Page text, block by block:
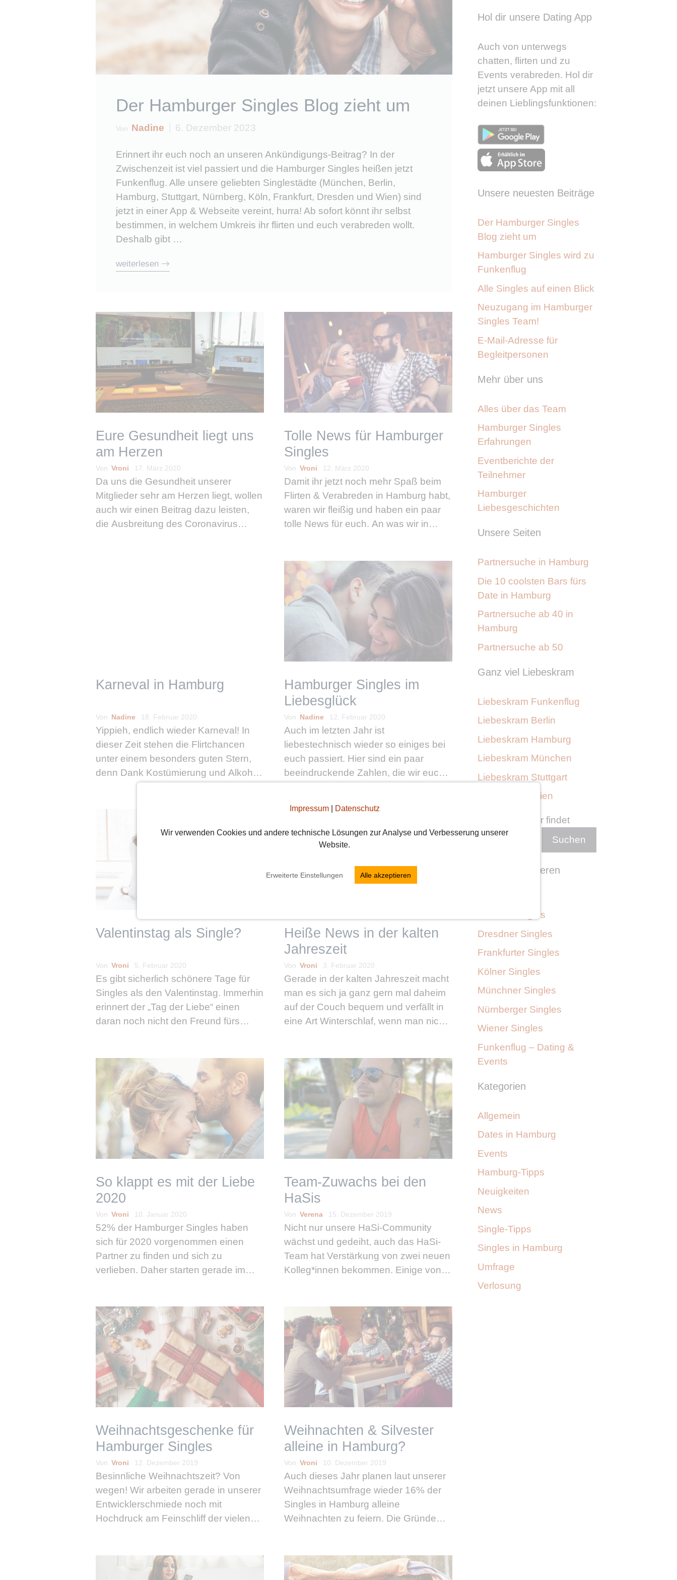
Impressum| Datenschutz
Wir verwenden Cookies und andere technische Lösungen zur Analyse und Verbesserung unserer
Website.
Erweiterte Einstellungen Alle akzeptieren
Der Hamburger Singles Blog zieht um
Von Nadine 6. Dezember 2023
Erinnert ihr euch noch an unseren Ankündigungs-Beitrag? In der
Zwischenzeit ist viel passiert und die Hamburger Singles heißen jetzt
Funkenflug. Alle unsere geliebten Singlestädte (München, Berlin,
Hamburg, Stuttgart, Nürnberg, Köln, Frankfurt, Dresden und Wien) sind
jetzt in einer App & Webseite vereint, hurra! Ab sofort könnt ihr selbst
bestimmen, in welchem Umkreis ihr flirten und euch verabreden wollt.
Deshalb gibt …
weiterlesen
Eure Gesundheit liegt uns
am Herzen
Von Vroni 17. März 2020
Da uns die Gesundheit unserer
Mitglieder sehr am Herzen liegt, wollen
auch wir einen Beitrag dazu leisten,
die Ausbreitung des Coronavirus
Tolle News für Hamburger
Singles
Von Vroni 12. März 2020
Damit ihr jetzt noch mehr Spaß beim
Flirten & Verabreden in Hamburg habt,
waren wir fleißig und haben ein paar
tolle News für euch. An was wir in
live sind und …weiterlesen
Karneval in Hamburg
Von Nadine 18. Februar 2020
Yippieh, endlich wieder Karneval! In
dieser Zeit stehen die Flirtchancen
unter einem besonders guten Stern,
denn Dank Kostümierung und Alkohol
fallen die Hemmungen beim Flirten,
noch die passende Kostümidee …
weiterlesen
Hamburger Singles im
Liebesglück
Von Nadine 12. Februar 2020
Auch im letzten Jahr ist
liebestechnisch wieder so einiges bei
euch passiert. Hier sind ein paar
beeindruckende Zahlen, die wir euch
20.700 Matches, es wurden fast
149.000 Smiles und über …
weiterlesen
Valentinstag als Single?
Von Vroni 5. Februar 2020
Es gibt sicherlich schönere Tage für
Singles als den Valentinstag. Immerhin
erinnert der „Tag der Liebe“ einen
daran noch nicht den Freund fürs
Pfoten auch viel Liebe und …
weiterlesen
Heiße News in der kalten
Jahreszeit
Von Vroni 3. Februar 2020
Gerade in der kalten Jahreszeit macht
man es sich ja ganz gern mal daheim
auf der Couch bequem und verfällt in
eine Art Winterschlaf, wenn man nicht
aber … weiterlesen
So klappt es mit der Liebe
2020
Von Vroni 10. Januar 2020
52% der Hamburger Singles haben
sich für 2020 vorgenommen einen
Partner zu finden und sich zu
verlieben. Daher starten gerade im
dieser Vorsatz gelingt und ihr euer
Herzblatt findet, verraten …
weiterlesen
Team-Zuwachs bei den
HaSis
Von Verena 15. Dezember 2019
Nicht nur unsere HaSi-Community
wächst und gedeiht, auch das HaSi-
Team hat Verstärkung von zwei neuen
Kolleg*innen bekommen. Einige von
Artikel. Unserem zweiten neuen
Kollegen Claudio, der die Strippen
eher hinter den …weiterlesen
Weihnachtsgeschenke für
Hamburger Singles
Von Vroni 12. Dezember 2019
Besinnliche Weihnachtszeit? Von
wegen! Wir arbeiten gerade in unserer
Entwicklerschmiede noch mit
Hochdruck am Feinschliff der vielen
Euch noch mehr Flirt & Event
Vergnügen bereiten sollen. Einige sind
Weihnachten & Silvester
alleine in Hamburg?
Von Vroni 10. Dezember 2019
Auch dieses Jahr planen laut unserer
Weihnachtsumfrage wieder 16% der
Singles in Hamburg alleine
Weihnachten zu feiern. Die Gründe
meisten wohnt die Familie zu weit weg
und der Weg nach …weiterlesen
Hol dir unsere Dating App
Auch von unterwegs
chatten, flirten und zu
Events verabreden. Hol dir
jetzt unsere App mit all
deinen Lieblingsfunktionen:
Unsere neuesten Beiträge
Der Hamburger Singles
Blog zieht um
Hamburger Singles wird zu
Funkenflug
Alle Singles auf einen Blick
Neuzugang im Hamburger
Singles Team!
E-Mail-Adresse für
Begleitpersonen
Mehr über uns
Alles über das Team
Hamburger Singles
Erfahrungen
Eventberichte der
Teilnehmer
Hamburger
Liebesgeschichten
Unsere Seiten
Partnersuche in Hamburg
Die 10 coolsten Bars fürs
Date in Hamburg
Partnersuche ab 40 in
Hamburg
Partnersuche ab 50
Ganz viel Liebeskram
Liebeskram Funkenflug
Liebeskram Berlin
Liebeskram Hamburg
Liebeskram München
Liebeskram Stuttgart
Liebeskram Wien
Wer suchet der findet
Suchen
Singles in anderen
Berliner Singles
Dresdner Singles
Frankfurter Singles
Kölner Singles
Münchner Singles
Nürnberger Singles
Wiener Singles
Funkenflug – Dating &
Events
Kategorien
Allgemein
Dates in Hamburg
Events
Hamburg-Tipps
Neuigkeiten
News
Single-Tipps
Singles in Hamburg
Umfrage
Verlosung